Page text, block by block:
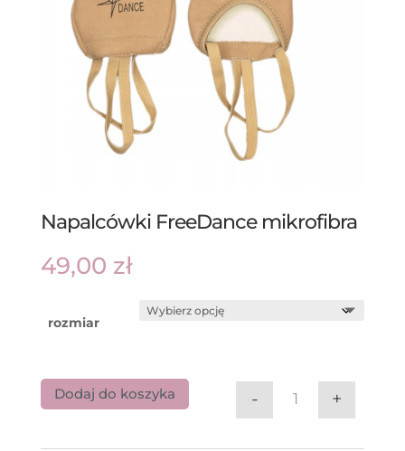
Napalcówki FreeDance mikrofibra
49,00 zł
rozmiar
ilość
- +
Dodaj do koszyka